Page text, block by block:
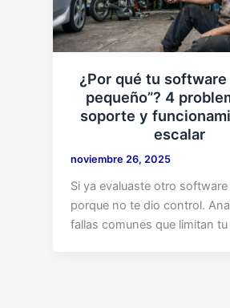
¿Por qué tu software
pequeño”? 4
soporte y
escalar
noviembre 26, 2025
Si ya evaluaste otro
porque no te dio control.
fallas comunes que limitan tu